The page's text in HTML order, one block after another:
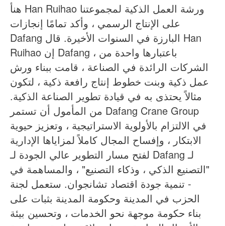
هنأ Han Ruihao ورشة العمل الذكية لمجموعتنا
على الإنتاج الرسمي ، وأكد تمامًا إنجازات
Dafang البارزة في السنوات الأخيرة. قال Han
Ruihao إن Dafang ، باعتبارها واحدة من
الشركات الرائدة في الصناعة ، قامت ببناء ورش
عمل ذكية وبنت خطوط إنتاج رافعة ذكية ، لتكون
مثالاً يحتذى به في قيادة تطوير الصناعة الذكية.
من المأمول أن تستمر Dafang Crane Group
في الالتزام بالأولوية الاستراتيجية ، وتعزيز حيوية
الابتكار ، وإفساح المجال كاملاً لمزاياها الإدارية
لفتح مسار التطوير عالي الجودة لـ Dafang لـ
"التصنيع الذكي ، وذكاء التصنيع" ، والمساهمة في
- تنمية جودة اقتصاد تشانجوان. ستعمل لجنة
الحزب في المدينة وحكومة المدينة بثبات على
بناء حكومة موجهة نحو الخدمات ، وتحسين بيئة